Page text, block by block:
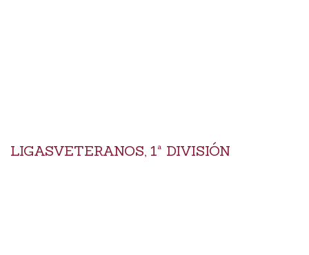
LIGASVETERANOS, 1ª DIVISIÓN